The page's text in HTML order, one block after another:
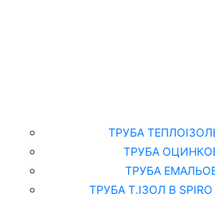
ТРУБА
ТРУБА
ТРУБА
ТРУБА Т.ІЗОЛ В